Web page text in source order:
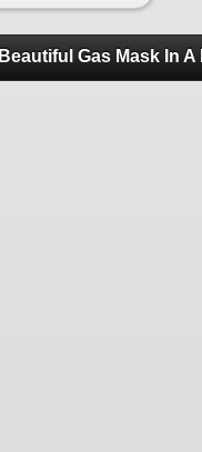
Beautiful Gas Mask In A